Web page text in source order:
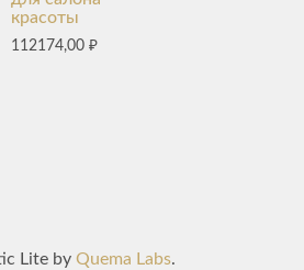
красоты
112174,00 ₽
Lite by Quema Labs.